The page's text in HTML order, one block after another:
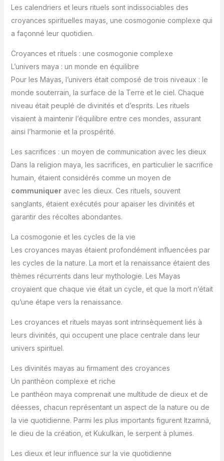
Les calendriers et leurs rituels sont indissociables des
croyances spirituelles mayas, une cosmogonie complexe qui
a façonné leur quotidien.
Croyances et rituels : une cosmogonie complexe
L’univers maya : un monde en équilibre
Pour les Mayas, l’univers était composé de trois niveaux : le
monde souterrain, la surface de la Terre et le ciel. Chaque
niveau était peuplé de divinités et d’esprits. Les rituels
visaient à maintenir l’équilibre entre ces mondes, assurant
ainsi l’harmonie et la prospérité.
Les sacrifices : un moyen de communication avec les dieux
Dans la religion maya, les sacrifices, en particulier le sacrifice
humain, étaient considérés comme un moyen de
communiqueravec les dieux. Ces rituels, souvent
sanglants, étaient exécutés pour apaiser les divinités et
garantir des récoltes abondantes.
La cosmogonie et les cycles de la vie
Les croyances mayas étaient profondément influencées par
les cycles de la nature. La mort et la renaissance étaient des
thèmes récurrents dans leur mythologie. Les Mayas
croyaient que chaque vie était un cycle, et que la mort n’était
qu’une étape vers la renaissance.
Les croyances et rituels mayas sont intrinsèquement liés à
leurs divinités, qui occupent une place centrale dans leur
univers spirituel.
Les divinités mayas au firmament des croyances
Un panthéon complexe et riche
Le panthéon maya comprenait une multitude de dieux et de
déesses, chacun représentant un aspect de la nature ou de
la vie quotidienne. Parmi les plus importants figurent Itzamná,
le dieu de la création, et Kukulkan, le serpent à plumes.
Les dieux et leur influence sur la vie quotidienne